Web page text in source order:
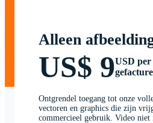
Alleen
US$ 9USD
Ontgrendel toegang tot onze
vectoren en graphics die zijn
commercieel gebruik. Video niet